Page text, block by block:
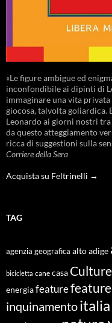
«Le figure ambigue ed
inconfondibile ai dipinti di
immaginare una vita
giocosa, talvolta goliardica.
Leonardo ai giorni nostri
da questo atteggiamento
ricca di suggestioni sulla
Corriere della Sera
Acquista su Feltrinelli →
TAG
agenzia geografica alto adige
bicicletta cane casa Culture
energiafeature
inquinamentoitalia